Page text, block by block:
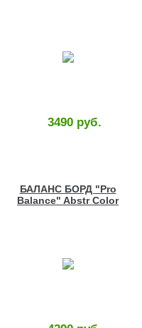
3490 руб.
БАЛАНС БОРД "Pro
Balance" Abstr Color